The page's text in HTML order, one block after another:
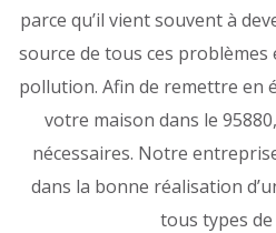
parce qu’il vient souvent à
source de tous ces
pollution. Afin de remettre en
votre maison dans le
nécessaires. Notre
dans la bonne réalisation
tous types